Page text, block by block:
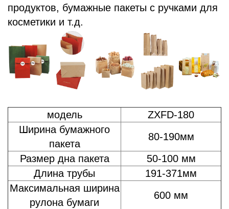
продуктов, бумажные пакеты с ручками для
косметики и т.д.
модель
ZXFD-180
Ширина бумажного
пакета
80-190мм
Размер дна пакета
50-100 мм
Длина трубы
191-371мм
Максимальная ширина
рулона бумаги
600 мм